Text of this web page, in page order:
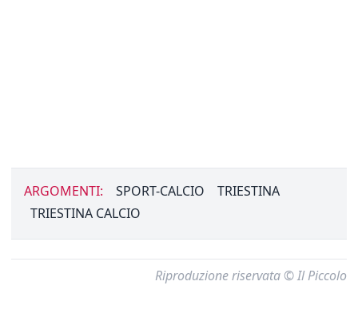
ARGOMENTI: SPORT-CALCIO
TRIESTINA
TRIESTINA CALCIO
Riproduzione riservata © Il Piccolo